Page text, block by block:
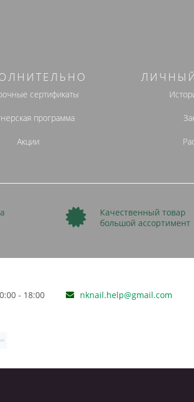
сертификаты
программа
Акции
Качественный товар
большой ассортимент
- 18:00 nknail.help@gmail.com